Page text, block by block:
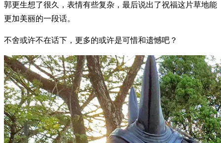
郭更生想了很久，表情有些复杂，最后说出了祝福这片草地能
更加美丽的一段话。
不舍或许不在话下，更多的或许是可惜和遗憾吧？